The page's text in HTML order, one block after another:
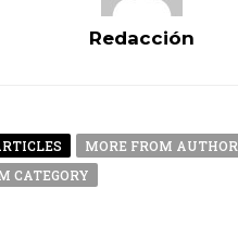
Redacción
MORE FROM AUTHOR
CATEGORY